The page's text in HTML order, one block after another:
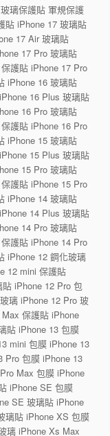
璃保護貼 軍規保護
貼 iPhone 17 玻璃貼
17 Air 玻璃貼
17 Pro 玻璃貼
護貼 iPhone 17 Pro
iPhone 16 玻璃貼
16 Plus 玻璃貼
16 Pro 玻璃貼
護貼 iPhone 16 Pro
iPhone 15 玻璃貼
15 Plus 玻璃貼
15 Pro 玻璃貼
護貼 iPhone 15 Pro
iPhone 14 玻璃貼
14 Plus 玻璃貼
14 Pro 玻璃貼
護貼 iPhone 14 Pro
iPhone 12 鋼化玻璃
12 mini 保護貼
iPhone 12 Pro 包
璃 iPhone 12 Pro 玻
保護貼 iPhone
貼 iPhone 13 包膜
mini 包膜 iPhone 13
Pro 包膜 iPhone 13
Max 包膜 iPhone
iPhone SE 包膜
SE 玻璃貼 iPhone
璃貼 iPhone XS 包膜
璃 iPhone Xs Max